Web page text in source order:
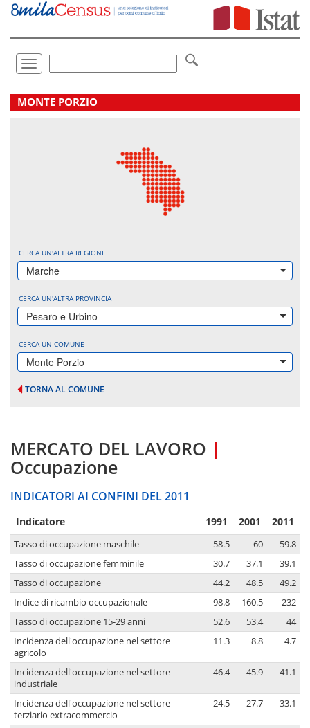
Vai
direttamente
Toggle
navigation
.
MONTE PORZIO
CERCA UN'ALTRA REGIONE
Marche
CERCA UN'ALTRA PROVINCIA
Pesaro e Urbino
CERCA UN COMUNE
Monte Porzio
TORNA AL COMUNE
MERCATO DEL LAVORO |
Occupazione
INDICATORI AI CONFINI DEL 2011
Indicatore 1991 2001 2011
Tasso di occupazione maschile 58.5 60
59.8
Tasso di occupazione femminile
30.7 37.1
39.1
Tasso di occupazione
44.2 48.5
49.2
Indice di ricambio occupazionale
98.8 160.5
232
Tasso di occupazione 15-29 anni
52.6 53.4
44
Incidenza dell'occupazione nel settore
agricolo
11.3 8.8 4.7
Incidenza dell'occupazione nel settore
industriale
46.4 45.9 41.1
Incidenza dell'occupazione nel settore
terziario extracommercio
24.5 27.7 33.1